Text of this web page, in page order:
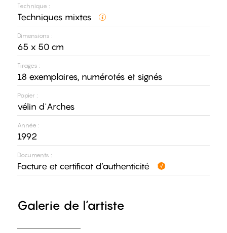
Technique :
Techniques mixtes
Dimensions :
65 x 50 cm
Tirages :
18 exemplaires, numérotés et signés
Papier :
vélin d'Arches
Année :
1992
Documents :
Facture et certificat d’authenticité
Galerie de l’artiste